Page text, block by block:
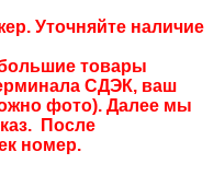
Уточняйте наличие
товары
СДЭК, ваш
фото). Далее мы
После
номер.